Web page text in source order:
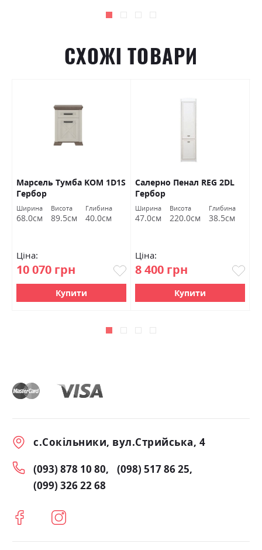
СХОЖІ ТОВАРИ
Марсель Тумба KOM 1D1S
Гербор
Ширина
68.0см
Висота
89.5см
Глибина
40.0см
Ціна:
10 070 грн
Купити
Салерно Пенал REG 2DL
Гербор
Ширина
47.0см
Висота
220.0см
Глибина
38.5см
Ціна:
8 400 грн
Купити
с.Сокільники, вул.Стрийська, 4
(093) 878 10 80
(098) 517 86 25
(099) 326 22 68